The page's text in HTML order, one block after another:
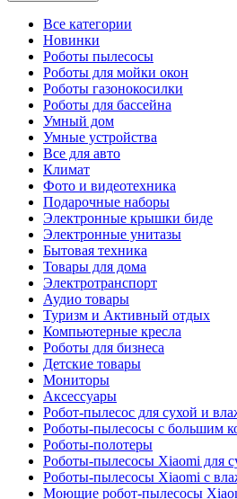
Все категории
Новинки
Роботы пылесосы
Роботы для мойки окон
Роботы газонокосилки
Роботы для бассейна
Умный дом
Умные устройства
Все для авто
Климат
Фото и видеотехника
Подарочные наборы
Электронные крышки биде
Электронные унитазы
Бытовая техника
Товары для дома
Электротранспорт
Аудио товары
Туризм и Активный отдых
Компьютерные кресла
Роботы для бизнеса
Детские товары
Мониторы
Аксессуары
Робот-пылесос для сухой и
Роботы-пылесосы с большим
Роботы-полотеры
Роботы-пылесосы Xiaomi для
Роботы-пылесосы Xiaomi с
Моющие робот-пылесосы